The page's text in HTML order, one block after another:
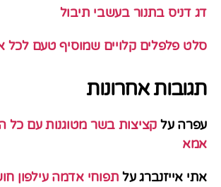
דג דניס בתנור בעשבי תיבול
סלט פלפלים קלויים שמוסיף טעם לכל
תגובות אחרונות
עפרה על קציצות בשר מטוגנות עם כל
אמא
אתי אייזנברגעל תפוחי אדמה עילפון